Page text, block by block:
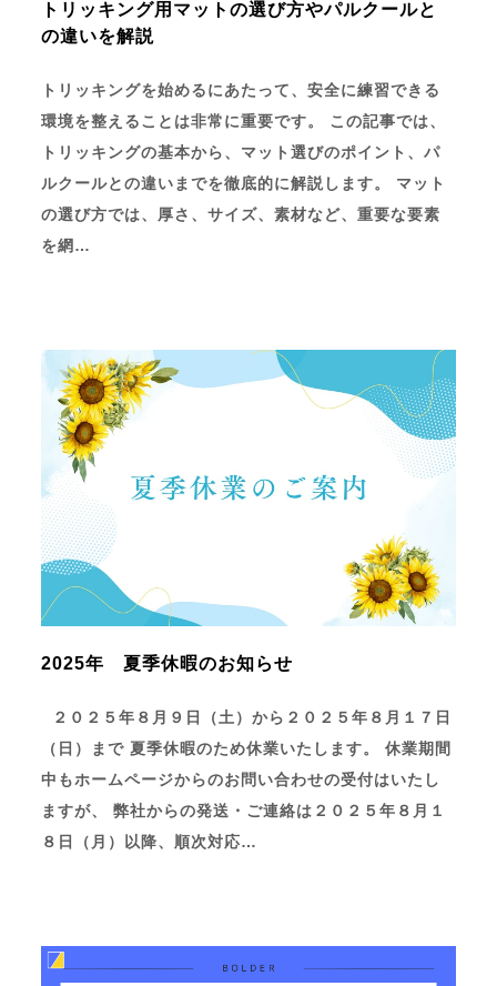
トリッキング用マットの選び方やパルクールと
の違いを解説
トリッキングを始めるにあたって、安全に練習できる
環境を整えることは非常に重要です。 この記事では、
トリッキングの基本から、マット選びのポイント、パ
ルクールとの違いまでを徹底的に解説します。 マット
の選び方では、厚さ、サイズ、素材など、重要な要素
を網…
2025年 夏季休暇のお知らせ
（日）まで 夏季休暇のため休業いたします。 休業期間
中もホームページからのお問い合わせの受付はいたし
ますが、 弊社からの発送・ご連絡は２０２５年８月１
８日（月）以降、順次対応…